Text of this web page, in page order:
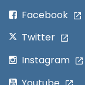
Facebook
Twitter
Instagram